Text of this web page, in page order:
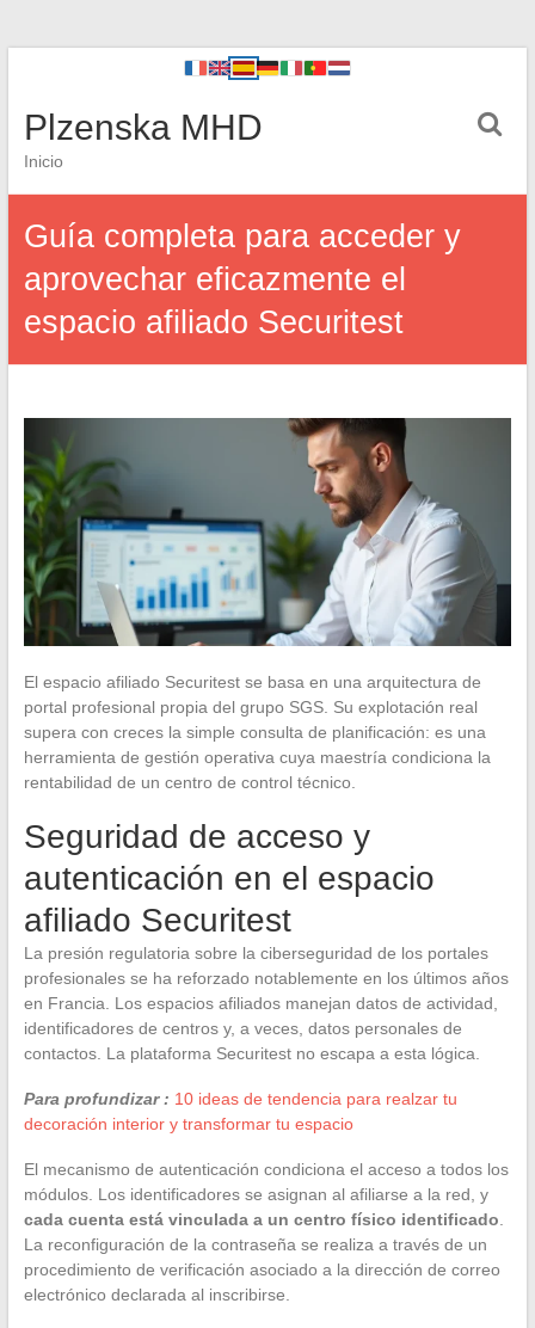
Plzenska MHD
Inicio
Guía completa para acceder y
aprovechar eficazmente el
espacio afiliado Securitest
El espacio afiliado Securitest se basa en una arquitectura de
portal profesional propia del grupo SGS. Su explotación real
supera con creces la simple consulta de planificación: es una
herramienta de gestión operativa cuya maestría condiciona la
rentabilidad de un centro de control técnico.
Seguridad de acceso y
autenticación en el espacio
afiliado Securitest
La presión regulatoria sobre la ciberseguridad de los portales
profesionales se ha reforzado notablemente en los últimos años
en Francia. Los espacios afiliados manejan datos de actividad,
identificadores de centros y, a veces, datos personales de
contactos. La plataforma Securitest no escapa a esta lógica.
Para profundizar : 10 ideas de tendencia para realzar tu
decoración interior y transformar tu espacio
El mecanismo de autenticación condiciona el acceso a todos los
módulos. Los identificadores se asignan al afiliarse a la red, y
cada cuenta está vinculada a un centro físico identificado
La reconfiguración de la contraseña se realiza a través de un
procedimiento de verificación asociado a la dirección de correo
electrónico declarada al inscribirse.